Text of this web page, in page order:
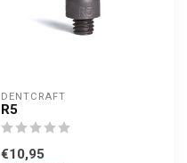
DENTCRAFT
R5
€10,95